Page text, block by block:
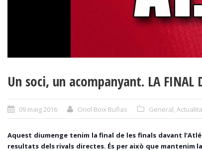
Un soci, un acompanyant. LA FINAL
09 maig 2016 Oriol Boix Bufias General
Aquest diumenge tenim la final de les finals davant
resultats dels rivals directes. És per això que mantenim